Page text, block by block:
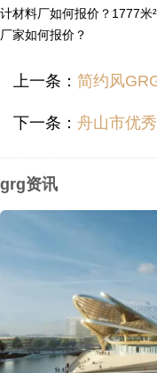
计材料厂如何报价？ 1777米
厂家如何报价？
上一条： 简约风
下一条： 舟山市优秀现
grg资讯